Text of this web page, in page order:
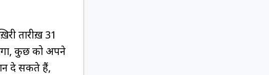
तारीख़ 31
कुछ को अपने
दे सकते हैं,